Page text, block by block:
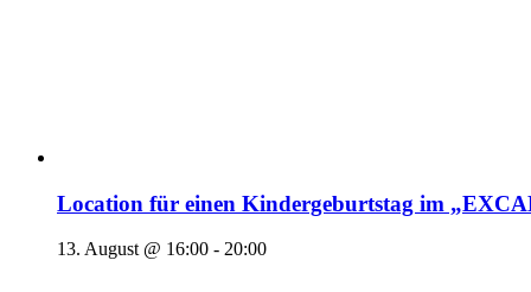
Location für einen Kindergeburtstag im
13. August @ 16:00 - 20:00